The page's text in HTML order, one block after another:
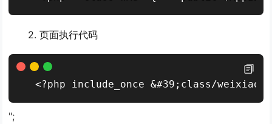
2. 页面执行代码
<?php include_once &#39;class/
";